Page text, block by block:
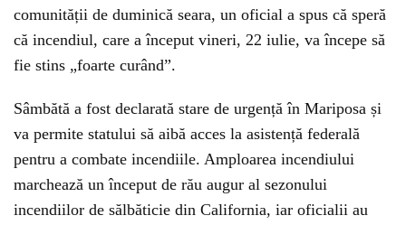
comunității de duminică seara, un oficial a spus că speră
că incendiul, care a început vineri, 22 iulie, va începe să
fie stins „foarte curând”.
Sâmbătă a fost declarată stare de urgență în Mariposa și
va permite statului să aibă acces la asistență federală
pentru a combate incendiile. Amploarea incendiului
marchează un început de rău augur al sezonului
incendiilor de sălbăticie din California, iar oficialii au